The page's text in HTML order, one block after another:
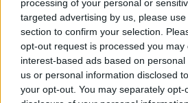
processing of your personal or
targeted advertising by us, please
section to confirm your selection.
opt-out request is processed you may
interest-based ads based on
us or personal information disclosed
your opt-out. You may separately